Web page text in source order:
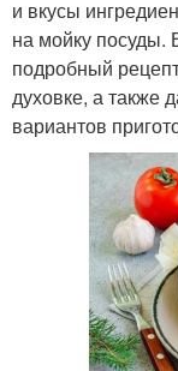
и вкусы
на мойку посуды.
подробный
духовке, а также
вариантов